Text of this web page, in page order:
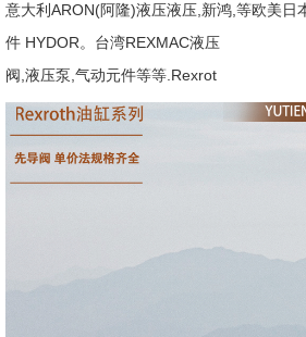
意大利ARON(阿隆)液压液压,新鸿,等欧美日
件 HYDOR。台湾REXMAC液压
阀,液压泵,气动元件等等.Rexrot